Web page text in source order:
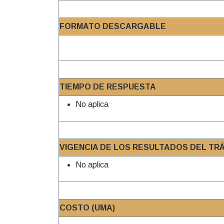
FORMATO DESCARGABLE
TIEMPO DE RESPUESTA
No aplica
VIGENCIA DE LOS RESULTADOS DEL
No aplica
COSTO (UMA)